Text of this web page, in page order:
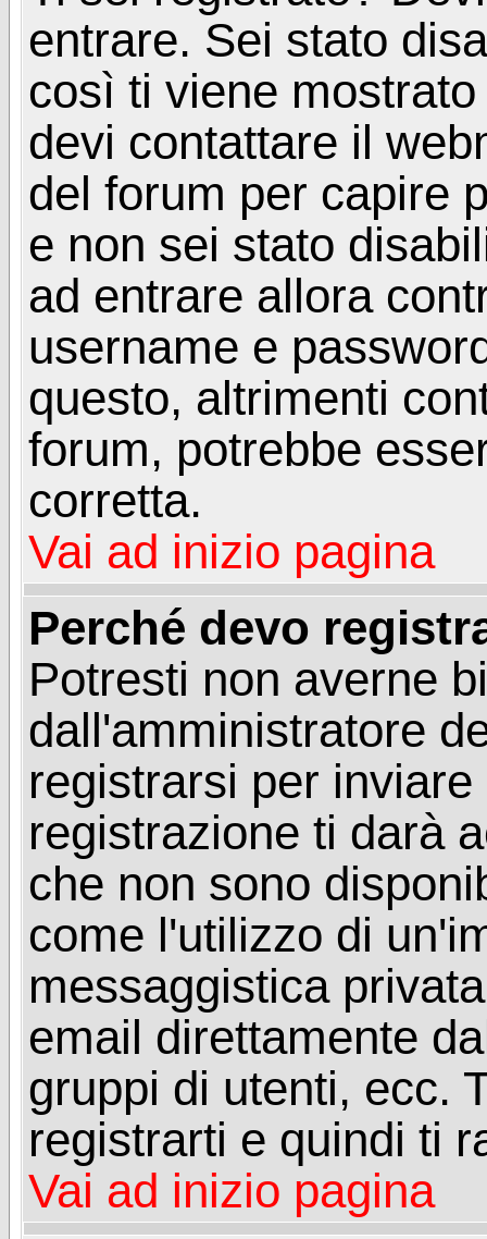
entrare. Sei stato
così ti viene
devi contattare il
del forum per capire
e non sei stato
ad entrare allora
username e
questo, altrimenti
forum, potrebbe
corretta.
Vai ad inizio pagina
Perché devo
Potresti non averne
dall'amministratore
registrarsi per
registrazione ti darà
che non sono
come l'utilizzo di
messaggistica
email direttamente
gruppi di utenti, ecc.
registrarti e quindi ti
Vai ad inizio pagina